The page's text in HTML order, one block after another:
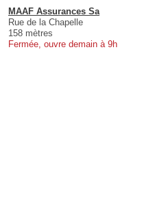
MAAF Assurances Sa
Rue de la Chapelle
158 mètres
Fermée, ouvre demain à 9h